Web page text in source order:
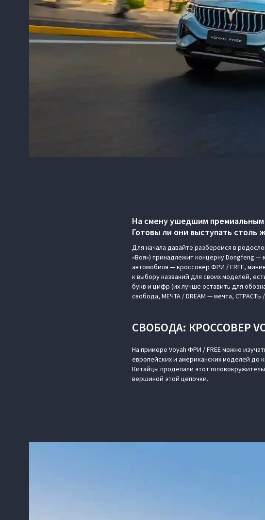
На смену ушедшим премиальным
Готовы ли они выступать столь
Для начала давайте разберемся в
«Воя») принадлежит концерну Dongfeng
автомобиля — кроссовер ФРИ / FREE,
к выбору названий для своих моделей,
букв и цифр (их лучше оставить для
свобода, МЕЧТА / DREAM — мечта, СТРАСТЬ
СВОБОДА: КРОССОВЕР
На примере Voyah ФРИ / FREE можно
европейских и американских моделей до
Китайцы проделали этот
вершиной этой цепочки.